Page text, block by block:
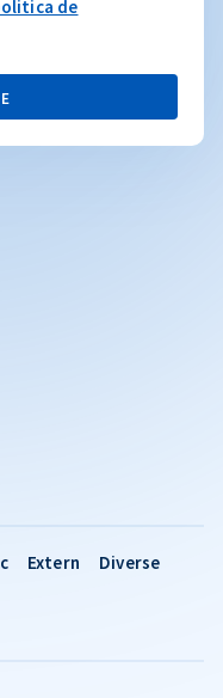
Extern Diverse
de